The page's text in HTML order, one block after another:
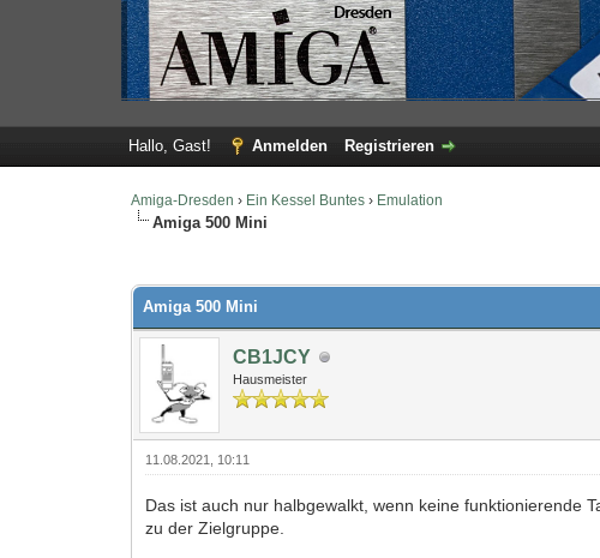
Hallo, Gast!
Anmelden Registrieren
Amiga-Dresden › Ein Kessel Buntes › Emulation
Amiga 500 Mini
Amiga 500 Mini
CB1JCY
Hausmeister
11.08.2021, 10:11
Das ist auch nur halbgewalkt, wenn keine funktionierende
zu der Zielgruppe.